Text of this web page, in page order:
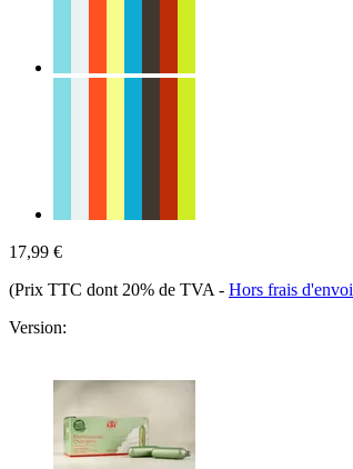
17,99 €
(Prix TTC dont 20% de TVA - Hors frais d'envoi
Version: